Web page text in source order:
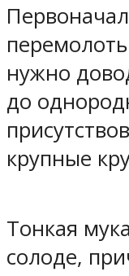
нужно
до
крупные
Тонкая
солоде,